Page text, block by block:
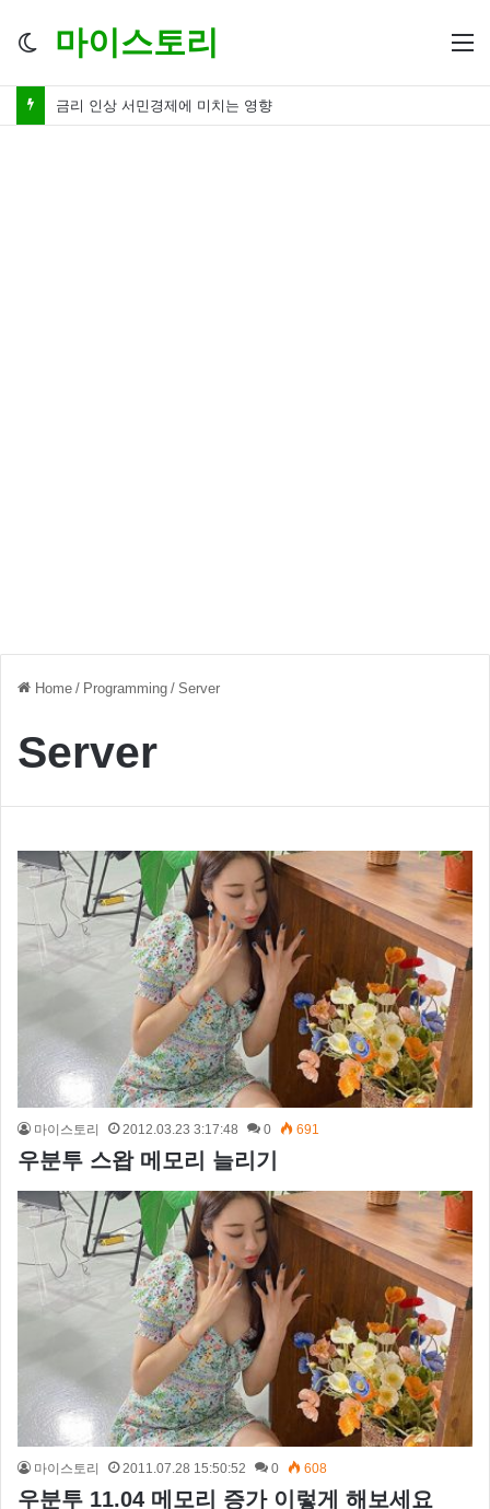
Switch
마이스토리
금리 인하 서민경제 파장 ‘숨겨진 영향력’
Home / Programming / Server
Server
마이스토리 2012.03.23 3:17:48 0 691
우분투 스왑 메모리 늘리기
마이스토리 2011.07.28 15:50:52 0 608
우분투 11.04 메모리 증가 이렇게 해보세요